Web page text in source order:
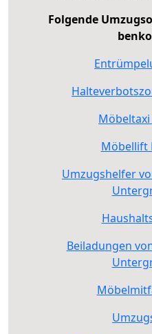
Folgende
Möbeltaxi
Möbellift
Umzugshelfer
Beiladungen